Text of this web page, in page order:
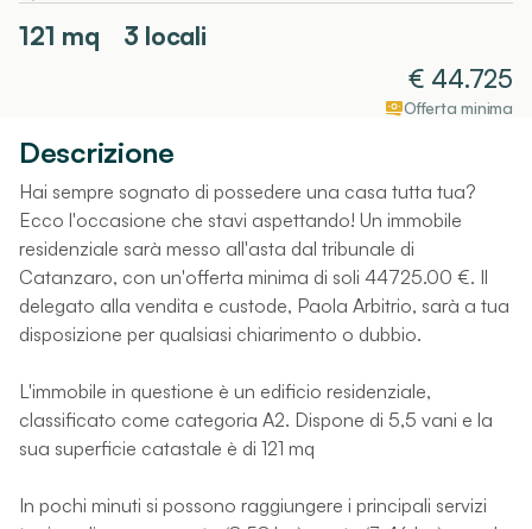
121 mq
3 locali
€ 44.725
Offerta minima
Descrizione
Hai sempre sognato di possedere una casa tutta tua?
Ecco l'occasione che stavi aspettando! Un immobile
residenziale sarà messo all'asta dal tribunale di
Catanzaro, con un'offerta minima di soli 44725.00 €. Il
delegato alla vendita e custode, Paola Arbitrio, sarà a tua
disposizione per qualsiasi chiarimento o dubbio.
L'immobile in questione è un edificio residenziale,
classificato come categoria A2. Dispone di 5,5 vani e la
sua superficie catastale è di 121 mq
In pochi minuti si possono raggiungere i principali servizi